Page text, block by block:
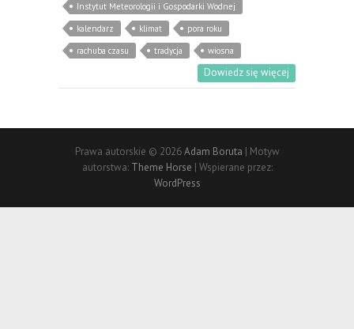
Instytut Meteorologii i Gospodarki Wodnej
kalendarz
klimat
pora roku
rachuba czasu
tradycja wiosna
Dowiedz się więcej
Prawa autorskie © 2026Adam Boruta | Motyw
autorstwa: Theme Horse | Wspierane przez:
WordPress